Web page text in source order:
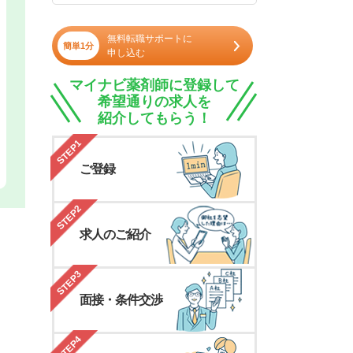
簡単1分
無料転職サポートに
申し込む
マイナビ薬剤師に登録して
希望通りの求人を
紹介してもらう！
STEP1
ご登録
STEP2
求人のご紹介
STEP3
面接・条件交渉